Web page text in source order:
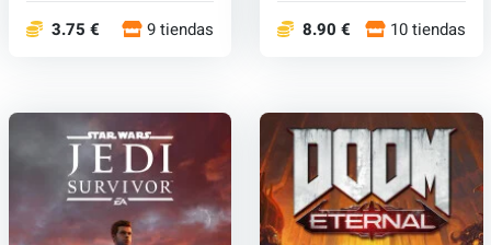
3.75 € 9 tiendas 8.90 € 10 tiendas